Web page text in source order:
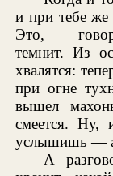
и при тебе же
Это, —
темнит. Из
хвалятся:
при огне
вышел
смеется. Ну,
услышишь —
А